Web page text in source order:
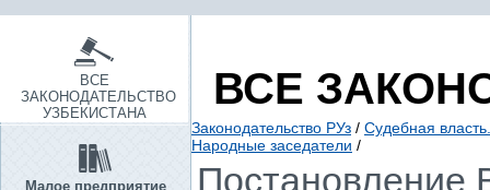
ВСЕ
ЗАКОНОДАТЕЛЬСТВО
УЗБЕКИСТАНА
Малое предприятие
ВСЕ
Законодательство РУз / Судебная
Народные заседатели /
Постановление